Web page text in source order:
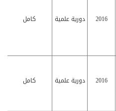
2016 دورية علمية كامل
2016 دورية علمية كامل